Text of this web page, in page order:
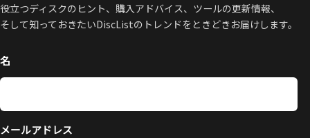
役立つディスクのヒント、購入アドバイス、ツールの更新情報、
そして知っておきたいDiscListのトレンドをときどきお届けします。
名
メールアドレス